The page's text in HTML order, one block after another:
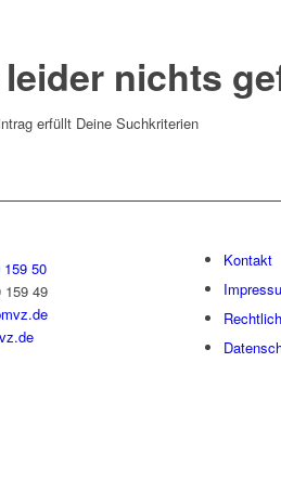
nichts
erfüllt Deine Suchkriterien
50
159 49
Kontakt